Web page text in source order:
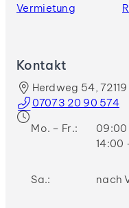
Vermietung
Kontakt
Herdweg 54,
07073 20 90 574
Mo. – Fr.:
09:00
14:00
Sa.: nach